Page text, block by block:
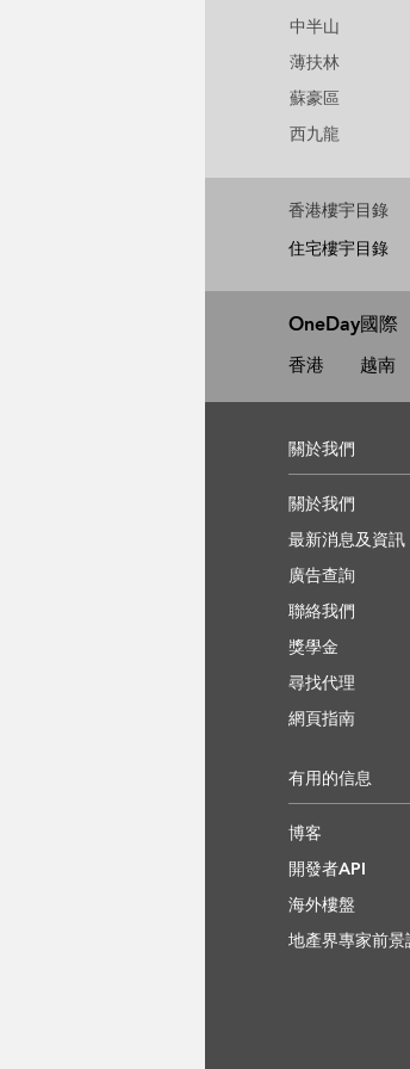
中半山
薄扶林
蘇豪區
西九龍
香港樓宇目錄
住宅樓宇目錄
OneDay國際
香港 越南
關於我們
關於我們
最新消息及資訊
廣告查詢
聯絡我們
獎學金
尋找代理
網頁指南
有用的信息
博客
開發者API
海外樓盤
地產界專家前景